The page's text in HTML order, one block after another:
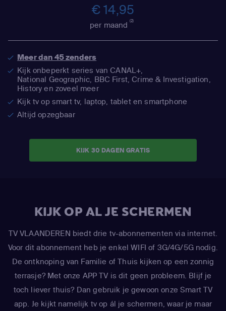
€ 14,95
per maand(2)
Meer dan 45 zenders
Kijk onbeperkt series van CANAL+,
National Geographic, BBC First, Crime & Investigation,
History en zoveel meer
Kijk tv op smart tv, laptop, tablet en smartphone
Altijd opzegbaar
KIJK 30 DAGEN GRATIS
KIJK OP AL JE SCHERMEN
TV VLAANDEREN biedt drie tv-abonnementen via internet.
Voor dit abonnement heb je enkel WIFI of 3G/4G/5G nodig.
De ontknoping van Familie of Thuis kijken op een zonnig
terrasje? Met onze APP TV is dit geen probleem. Blijf je
toch liever thuis? Dan gebruik je gewoon onze Smart TV
app. Je kijkt namelijk tv op ál je schermen, waar je maar